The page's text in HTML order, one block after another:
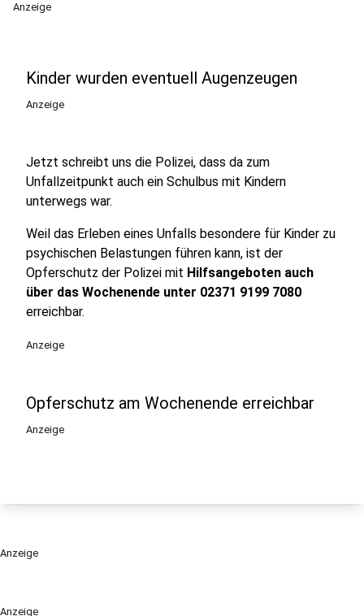
Anzeige
Anzeige
Kinder wurden eventuell Augenzeugen
Anzeige
Jetzt schreibt uns die Polizei, dass da zum
Unfallzeitpunkt auch ein Schulbus mit Kindern
unterwegs war.
Weil das Erleben eines Unfalls besondere für Kinder zu
psychischen Belastungen führen kann, ist der
Opferschutz der Polizei mit Hilfsangeboten auch
über das Wochenende unter 02371 9199 7080
erreichbar.
Anzeige
Opferschutz am Wochenende erreichbar
Anzeige
Anzeige